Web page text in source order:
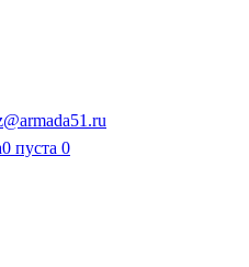
0 пуста 0